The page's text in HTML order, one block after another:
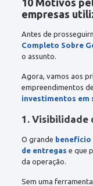
empresas
Antes de
Completo Sobre
o assunto.
Agora, vamos aos
empreendimentos
investimentos em
1. Visibilidade
O grande benefício
de entregas e que
da operação.
Sem uma